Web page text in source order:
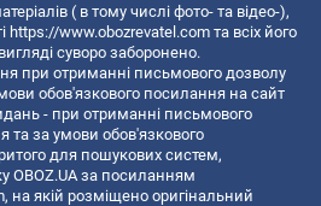
( в тому числі фото- та відео-),
https://www.obozrevatel.com та всіх його
суворо заборонено.
при отриманні письмового дозволу
обов'язкового посилання на сайт
- при отриманні письмового
та за умови обов'язкового
для пошукових систем,
OBOZ.UA за посиланням
, на якій розміщено оригінальний